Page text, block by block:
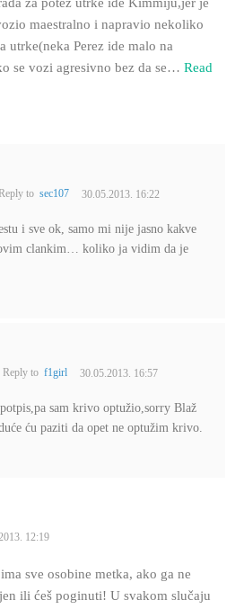
maestralno i napravio nekoliko
utrke(neka Perez ide malo na
se vozi agresivno bez da se… Read
tosec107 30.05.2013. 16:22
i sve ok, samo mi nije jasno kakve
clankim… koliko ja vidim da je
Reply tof1girl 30.05.2013. 16:57
sam krivo optužio,sorry Blaž
ću paziti da opet ne optužim krivo.
12:19
sve osobine metka, ako ga ne
ili ćeš poginuti! U svakom slučaju